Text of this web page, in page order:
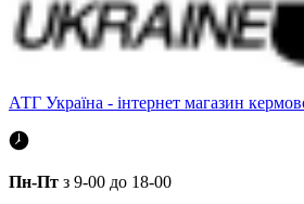
АТГ Україна - інтернет магазин
Пн-Пт з 9-00 до 18-00